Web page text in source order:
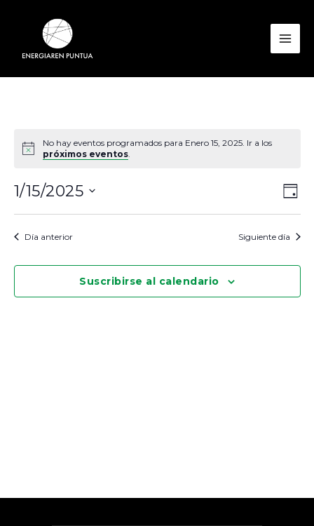
contenido
No hay eventos programados para Enero 15, 2025. Ir a los
próximos eventos.
de
de
Día
1/15/2025
Seleccionar
fecha.
Día anterior Siguiente día
Suscribirse al calendario